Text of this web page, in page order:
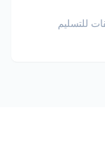
للتسليم